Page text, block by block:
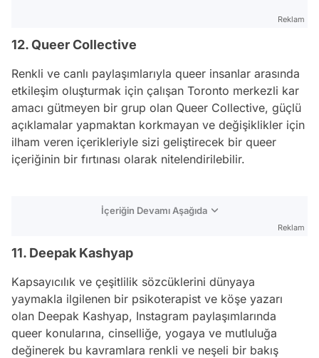
Reklam
12. Queer Collective
Renkli ve canlı paylaşımlarıyla queer insanlar arasında
etkileşim oluşturmak için çalışan Toronto merkezli kar
amacı gütmeyen bir grup olan Queer Collective, güçlü
açıklamalar yapmaktan korkmayan ve değişiklikler için
ilham veren içerikleriyle sizi geliştirecek bir queer
içeriğinin bir fırtınası olarak nitelendirilebilir.
İçeriğin Devamı Aşağıda
Reklam
11. Deepak Kashyap
Kapsayıcılık ve çeşitlilik sözcüklerini dünyaya
yaymakla ilgilenen bir psikoterapist ve köşe yazarı
olan Deepak Kashyap, Instagram paylaşımlarında
queer konularına, cinselliğe, yogaya ve mutluluğa
değinerek bu kavramlara renkli ve neşeli bir bakış